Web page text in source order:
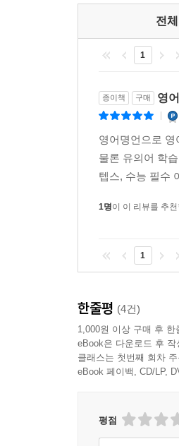
전
1
종이책 구매 영
영어명언으로
물론 유의어 학
텝스, 수능 필수
1명이 이 리뷰를 추
1
한줄평 (4건)
1,000원 이상 구매 후 한
eBook은 다운로드 후
클래스는 첫번째 회차
eBook 페이백, CD/LP,
평점